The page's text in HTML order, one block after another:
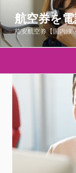
テ
ン
ス
航空券を電
格安航空券【国内線